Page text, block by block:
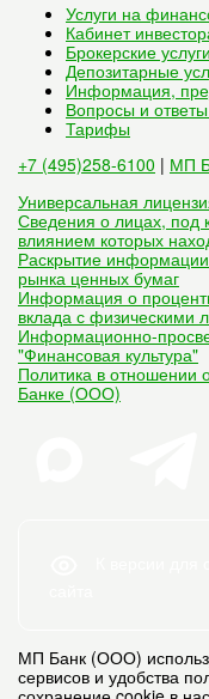
Услуги на
Кабинет
Брокерские услуги
Депозитарные
Информация,
Вопросы и
Тарифы
+7 (495)258-6100 | МП
Универсальная
Сведения о лицах, под
влиянием которых
Раскрытие
рынка ценных бумаг
Информация о
вклада с физическими
Информационно-
"Финансовая культура"
Политика в отношении
Банке (ООО)
МП Банк (ООО)
сервисов и удобства